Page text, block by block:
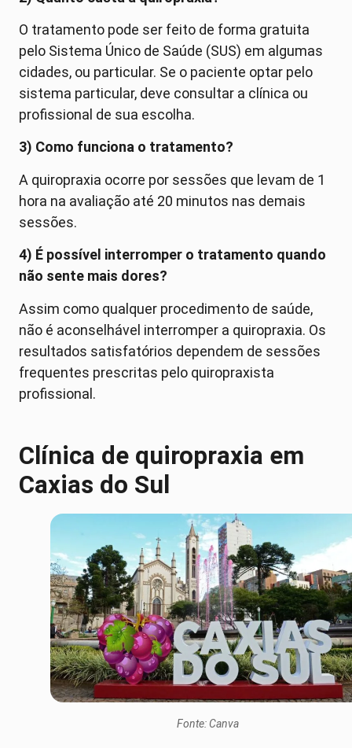
O tratamento pode ser feito de forma gratuita
pelo Sistema Único de Saúde (SUS) em algumas
cidades, ou particular. Se o paciente optar pelo
sistema particular, deve consultar a clínica ou
profissional de sua escolha.
3) Como funciona o tratamento?
A quiropraxia ocorre por sessões que levam de 1
hora na avaliação até 20 minutos nas demais
sessões.
4) É possível interromper o tratamento quando
não sente mais dores?
Assim como qualquer procedimento de saúde,
não é aconselhável interromper a quiropraxia. Os
resultados satisfatórios dependem de sessões
frequentes prescritas pelo quiropraxista
profissional.
Clínica de quiropraxia em
Caxias do Sul
Fonte: Canva